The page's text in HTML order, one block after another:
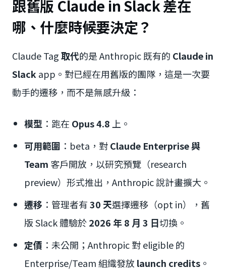
跟舊版 Claude in Slack 差在
哪、什麼時候要決定？
Claude Tag取代的是 Anthropic 既有的 Claude in
Slack app。對已經在用舊版的團隊，這是一次要
動手的遷移，而不是無感升級：
模型 ：跑在 Opus 4.8 上。
可用範圍 ：beta，對Claude Enterprise 與
Team 客戶開放，以研究預覽（research
preview）形式推出，Anthropic 說計畫擴大。
遷移 ：管理者有30 天選擇遷移（opt in），舊
版 Slack 體驗於2026 年 8 月 3 日切換。
定價 ：未公開；Anthropic 對 eligible 的
Enterprise/Team 組織發放 launch credits 。